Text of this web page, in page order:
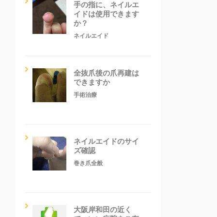
手の指に、ネイルエ
イドは使用できます
か？
ネイルエイド
全抜爪後の爪再建は
できますか
手術治療
ネイルエイドのサイ
ズ確認
巻き爪全般
大阪岸和田の近く